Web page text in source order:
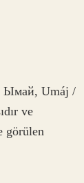
ve
görülen